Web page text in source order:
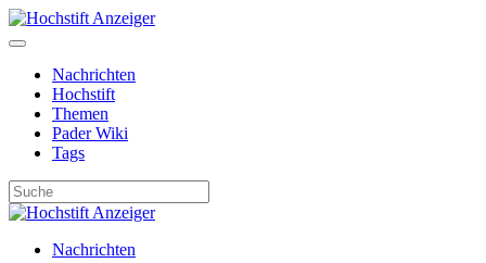
Nachrichten
Hochstift
Themen
Pader Wiki
Tags
Nachrichten